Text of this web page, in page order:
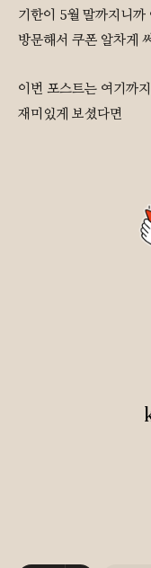
기한이 5월 말까지니
방문해서 쿠폰 알차게
이번 포스트는 여기까
재미있게 보셨다면